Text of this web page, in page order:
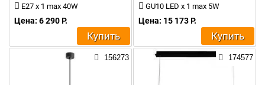
E27 x 1 max 40W
Цена: 6 290 Р.
Купить
GU10 LED x 1 max 5W
Цена: 15 173 Р.
Купить
156273 174577